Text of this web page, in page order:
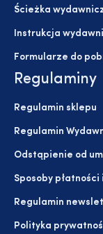
Ścieżka
Instrukcja
Formularze do
Regulaminy
Regulamin sklepu
Regulamin
Odstąpienie od
Sposoby
Regulamin
Polityka